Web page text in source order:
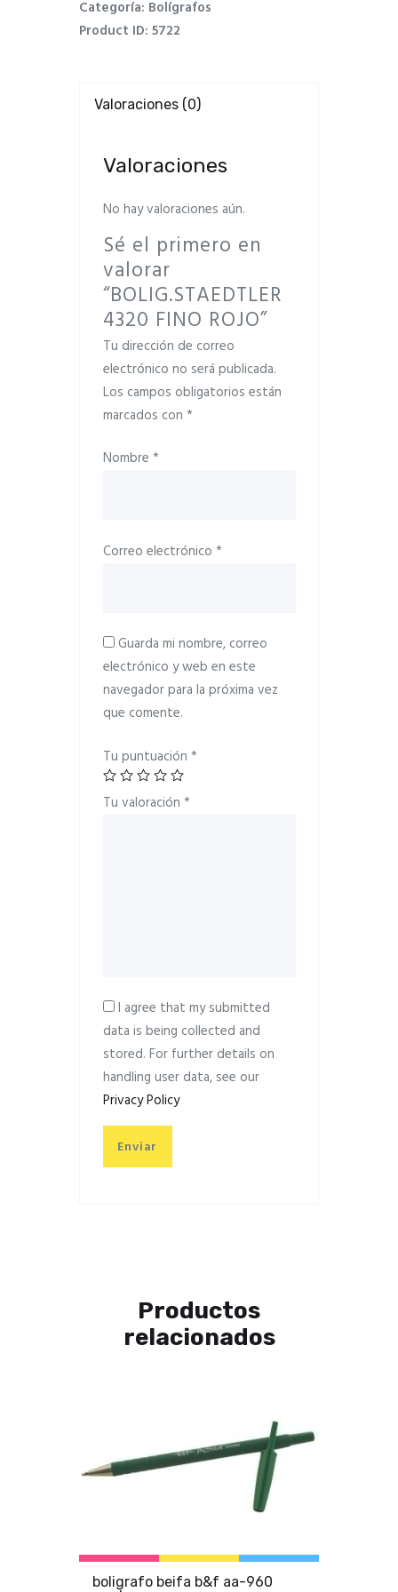
Categoría: Bolígrafos
Product ID: 5722
Valoraciones (0)
Valoraciones
No hay valoraciones aún.
Sé el primero en
valorar
“BOLIG.STAEDTLER
4320 FINO ROJO”
Tu dirección de correo
electrónico no será publicada.
Los campos obligatorios están
marcados con *
Nombre *
Correo electrónico *
Guarda mi nombre, correo
electrónico y web en este
navegador para la próxima vez
que comente.
Tu puntuación *
Tu valoración *
I agree that my submitted
data is being collected and
stored. For further details on
handling user data, see our
Privacy Policy
Productos
relacionados
boligrafo beifa b&f aa-960